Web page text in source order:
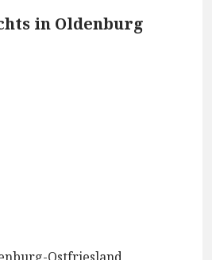
in Oldenburg
Ostfriesland